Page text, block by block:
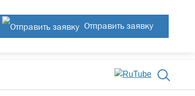
Отправить заявку